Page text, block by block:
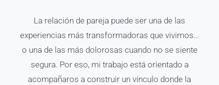
La relación de pareja puede ser una de las
experiencias más transformadoras que vivimos…
o una de las más dolorosas cuando no se siente
segura. Por eso, mi trabajo está orientado a
acompañaros a construir un vínculo donde la